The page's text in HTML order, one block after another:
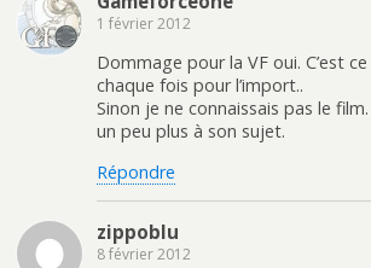
1 février 2012
Dommage pour la VF oui. C’est
chaque fois pour l’import..
Sinon je ne connaissais pas le
un peu plus à son sujet.
Répondre
zippoblu
8 février 2012